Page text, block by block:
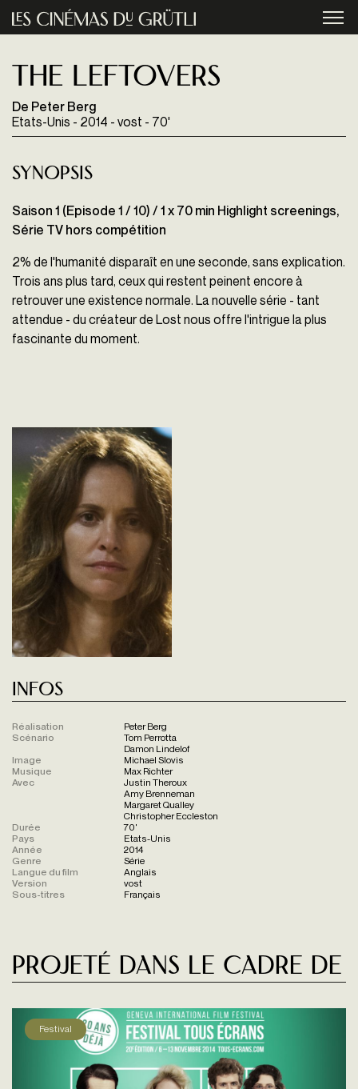
Aller au contenu principal
The leftovers
De Peter Berg
Etats-Unis - 2014 - vost - 70'
Synopsis
Saison 1 (Episode 1 / 10) / 1 x 70 min Highlight screenings,
Série TV hors compétition
2% de l'humanité disparaît en une seconde, sans explication.
Trois ans plus tard, ceux qui restent peinent encore à
retrouver une existence normale. La nouvelle série - tant
attendue - du créateur de Lost nous offre l'intrigue la plus
fascinante du moment.
Infos
Réalisation
Peter Berg
Scénario
Tom Perrotta
Damon Lindelof
Image
Michael Slovis
Musique
Max Richter
Avec
Justin Theroux
Amy Brenneman
Margaret Qualley
Christopher Eccleston
Durée
70'
Pays
Etats-Unis
Année
2014
Genre
Série
Langue du film
Anglais
Version
vost
Sous-titres
Français
Projeté dans le cadre de
Festival